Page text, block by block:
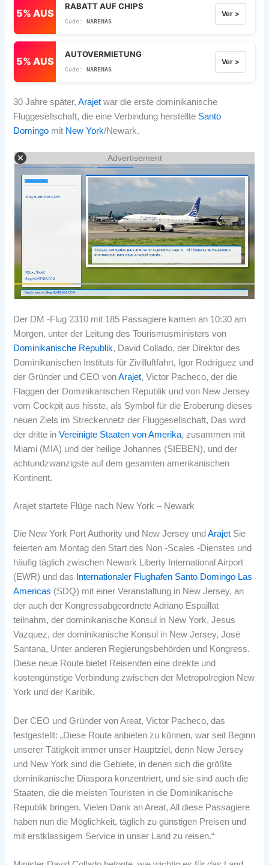
5% AUS
RABATT AUF CHIPS
NARENAS
Ver >
5% AUS
AUTOVERMIETUNG
NARENAS
Ver >
30 Jahre später,Arajet war die erste dominikanische
Fluggesellschaft, die eine Verbindung herstellte Santo
Domingo mit New York/Newark.
Advertisement
Der DM -Flug 2310 mit 185 Passagiere kamen an 10:30 am
Morgen, unter der Leitung des Tourismusministers von
Dominikanische Republik, David Collado, der Direktor des
Dominikanischen Instituts für Zivilluftfahrt, Igor Rodríguez und
der Gründer und CEO vonArajet, Victor Pacheco, der die
Flaggen der Dominikanischen Republik und von New Jersey
vom Cockpit aus hisste, als Symbol für die Eroberung dieses
neuen Ziels im Streckennetz der Fluggesellschaft, Das wird
der dritte inVereinigte Staaten von Amerika, zusammen mit
Miami (MIA) und der heilige Johannes (SIEBEN), und der
achtundzwanzigste auf dem gesamten amerikanischen
Kontinent.
Arajet startete Flüge nach New York – Newark
Die New York Port Authority und New Jersey undArajet Sie
feierten am Montag den Start des Non -Scales -Dienstes und
häufig täglich zwischen Newark Liberty International Airport
(EWR) und das
Internationaler Flughafen Santo Domingo Las
Americas (SDQ) mit einer Veranstaltung in New Jersey, an
der auch der Kongressabgeordnete Adriano Espaillat
teilnahm, der dominikanische Konsul in New York, Jesus
Vazquez, der dominikanische Konsul in New Jersey, José
Santana, Unter anderen Regierungsbehörden und Kongress.
Diese neue Route bietet Reisenden eine direkte und
kostengünstige Verbindung zwischen der Metropolregion New
York und der Karibik.
Der CEO und Gründer von Areat, Victor Pacheco, das
festgestellt: „Diese Route anbieten zu können, war seit Beginn
unserer Tätigkeit immer unser Hauptziel, denn New Jersey
und New York sind die Gebiete, in denen sich die größte
dominikanische Diaspora konzentriert, und sie sind auch die
Staaten, die die meisten Touristen in die Dominikanische
Republik bringen. Vielen Dank an Areat, All diese Passagiere
haben nun die Möglichkeit, täglich zu günstigen Preisen und
mit erstklassigem Service in unser Land zu reisen.“